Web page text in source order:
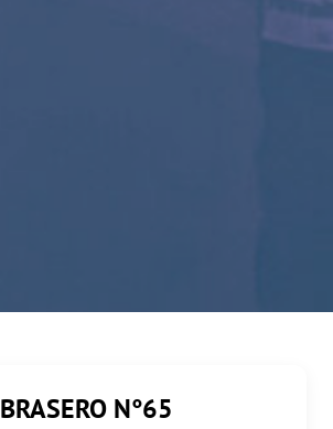
BRASERO N°65